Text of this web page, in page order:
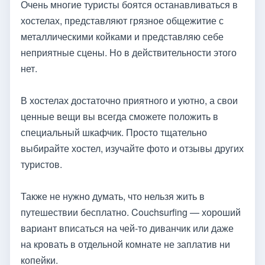
Очень многие туристы боятся останавливаться в
хостелах, представляют грязное общежитие с
металлическими койками и представляю себе
неприятные сцены. Но в действительности этого
нет.
В хостелах достаточно приятного и уютно, а свои
ценные вещи вы всегда сможете положить в
специальный шкафчик. Просто тщательно
выбирайте хостел, изучайте фото и отзывы других
туристов.
Также не нужно думать, что нельзя жить в
путешествии бесплатно. Couchsurfing — хороший
вариант вписаться на чей-то диванчик или даже
на кровать в отдельной комнате не заплатив ни
копейки.